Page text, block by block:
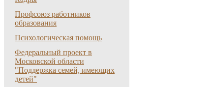
Профсоюз работников
образования
Психологическая помощь
Федеральный проект в
Московской области
"Поддержка семей, имеющих
детей"